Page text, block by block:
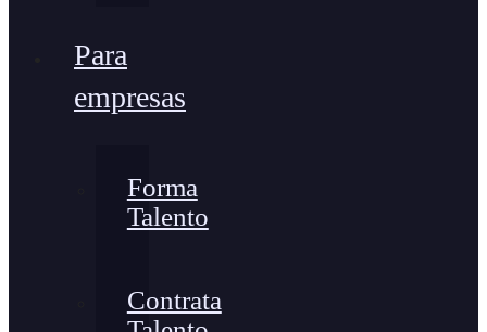
Para
empresas
Forma
Talento
Contrata